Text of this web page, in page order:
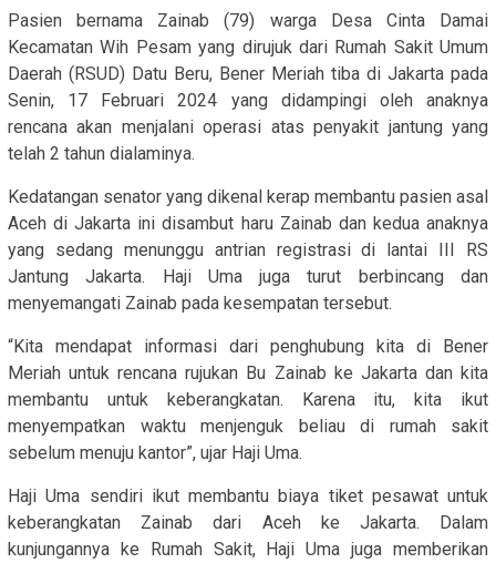
Pasien bernama Zainab (79) warga Desa Cinta Damai
Kecamatan Wih Pesam yang dirujuk dari Rumah Sakit Umum
Daerah (RSUD) Datu Beru, Bener Meriah tiba di Jakarta pada
Senin, 17 Februari 2024 yang didampingi oleh anaknya
rencana akan menjalani operasi atas penyakit jantung yang
telah 2 tahun dialaminya.
Kedatangan senator yang dikenal kerap membantu pasien asal
Aceh di Jakarta ini disambut haru Zainab dan kedua anaknya
yang sedang menunggu antrian registrasi di lantai III RS
Jantung Jakarta. Haji Uma juga turut berbincang dan
menyemangati Zainab pada kesempatan tersebut.
“Kita mendapat informasi dari penghubung kita di Bener
Meriah untuk rencana rujukan Bu Zainab ke Jakarta dan kita
membantu untuk keberangkatan. Karena itu, kita ikut
menyempatkan waktu menjenguk beliau di rumah sakit
sebelum menuju kantor”, ujar Haji Uma.
Haji Uma sendiri ikut membantu biaya tiket pesawat untuk
keberangkatan Zainab dari Aceh ke Jakarta. Dalam
kunjungannya ke Rumah Sakit, Haji Uma juga memberikan